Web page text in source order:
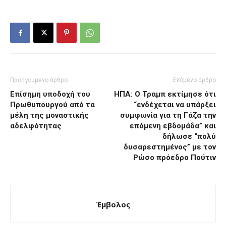
Προηγούμενο άρθρο
Επίσημη υποδοχή του
Πρωθυπουργού από τα
μέλη της μοναστικής
αδελφότητας
Επόμενο άρθρο
ΗΠΑ: Ο Τραμπ εκτίμησε ότι
“ενδέχεται να υπάρξει
συμφωνία για τη Γάζα την
επόμενη εβδομάδα” και
δήλωσε “πολύ
δυσαρεστημένος” με τον
Ρώσο πρόεδρο Πούτιν
Έμβολος